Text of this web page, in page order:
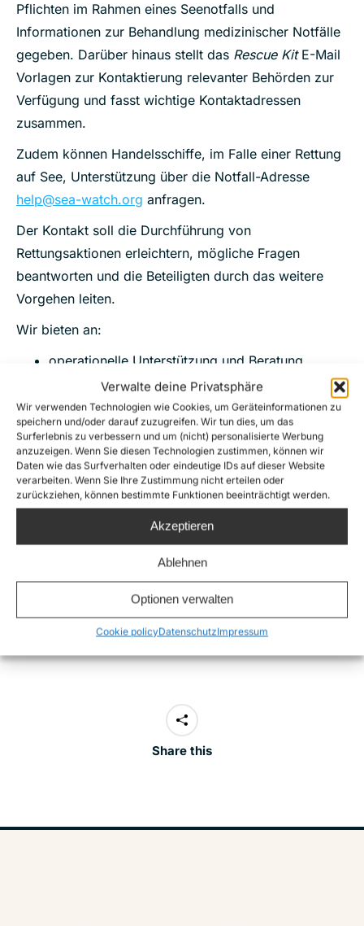
Verwalte deine Privatsphäre
Wir verwenden Technologien wie Cookies, um Geräteinformationen zu
speichern und/oder darauf zuzugreifen. Wir tun dies, um das
Surferlebnis zu verbessern und um (nicht) personalisierte Werbung
anzuzeigen. Wenn Sie diesen Technologien zustimmen, können wir
Daten wie das Surfverhalten oder eindeutige IDs auf dieser Website
verarbeiten. Wenn Sie Ihre Zustimmung nicht erteilen oder
zurückziehen, können bestimmte Funktionen beeinträchtigt werden.
Akzeptieren
Ablehnen
Optionen verwalten
Cookie policyDatenschutzImpressum
Pflichten im Rahmen eines Seenotfalls und
Informationen zur Behandlung medizinischer Notfälle
gegeben. Darüber hinaus stellt das Rescue KitE-Mail
Vorlagen zur Kontaktierung relevanter Behörden zur
Verfügung und fasst wichtige Kontaktadressen
zusammen.
Zudem können Handelsschiffe, im Falle einer Rettung
auf See, Unterstützung über die Notfall-Adresse
help@sea-watch.org anfragen.
Der Kontakt soll die Durchführung von
Rettungsaktionen erleichtern, mögliche Fragen
beantworten und die Beteiligten durch das weitere
Vorgehen leiten.
Wir bieten an:
operationelle Unterstützung und Beratung
juristische Unterstützung in rechtlichen Fragen
psychologische Unterstützung
politische und mediale Beratung und Begleitung,
falls erwünscht
Eine schnelle Erreichbarkeit über die Notfall-Adresse
help@sea-watch.orgwird gewährleistet. Alle
Anfragen werden streng vertraulich behandelt.
DOWNLOAD RESCUE KIT
Share this